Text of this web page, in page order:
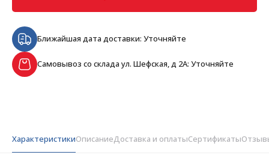
Ближайшая дата доставки: Уточняйте
Самовывоз со склада ул. Шефская, д 2А: Уточняйте
ХарактеристикиОписаниеДоставка и оплатыСертификаты